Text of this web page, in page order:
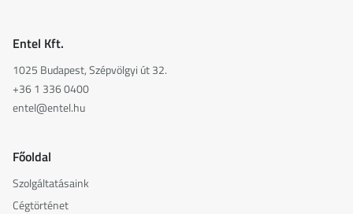
Entel Kft.
1025 Budapest, Szépvölgyi út 32.
+36 1 336 0400
entel@entel.hu
Főoldal
Szolgáltatásaink
Cégtörténet